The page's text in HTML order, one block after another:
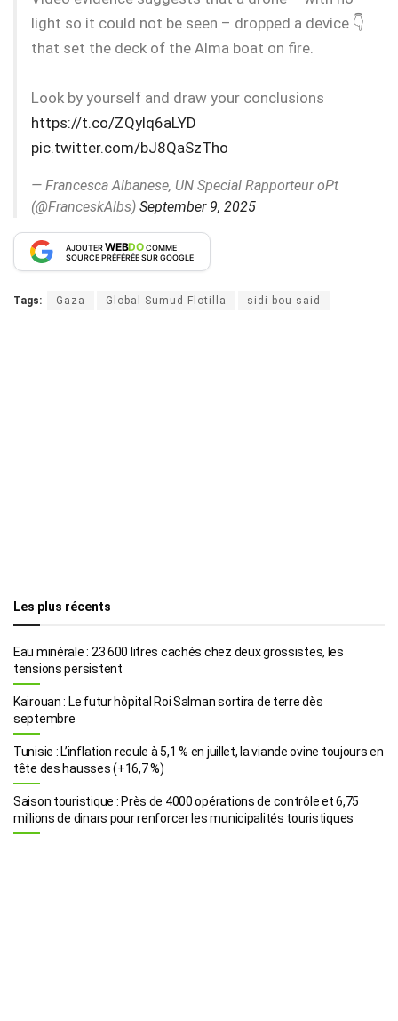
light so it could not be seen – dropped a device 👇
that set the deck of the Alma boat on fire.
Look by yourself and draw your conclusions
https://t.co/ZQylq6aLYD
pic.twitter.com/bJ8QaSzTho
— Francesca Albanese, UN Special Rapporteur oPt
(@FranceskAlbs) September 9, 2025
AJOUTERWEBDOCOMME
SOURCE PRÉFÉRÉE SUR GOOGLE
Tags: Gaza Global Sumud Flotilla sidi bou said
Les plus récents
Eau minérale : 23 600 litres cachés chez deux grossistes, les
tensions persistent
Kairouan : Le futur hôpital Roi Salman sortira de terre dès
septembre
Tunisie : L’inflation recule à 5,1 % en juillet, la viande ovine toujours en
tête des hausses (+16,7 %)
Saison touristique : Près de 4000 opérations de contrôle et 6,75
millions de dinars pour renforcer les municipalités touristiques